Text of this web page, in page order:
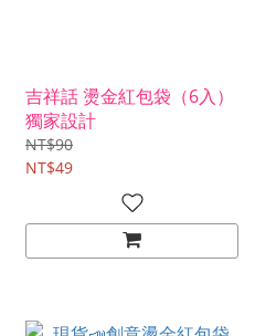
吉祥話 燙金紅包袋（6入）
獨家設計
NT$90
NT$49